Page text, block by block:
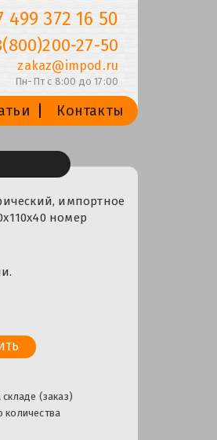
499 372 16 50
27-50
zakaz@impod.ru
Пн-Пт с 8:00 до 17:00
Контакты
импортное
номер
(заказ)
количества